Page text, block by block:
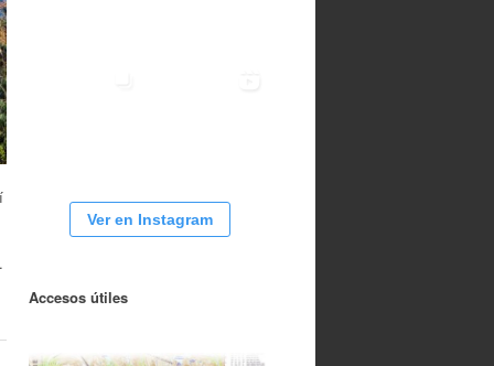
Ver en Instagram
Accesos útiles